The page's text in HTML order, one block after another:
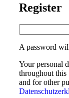
Register
A password
Your personal
throughout this
and for other